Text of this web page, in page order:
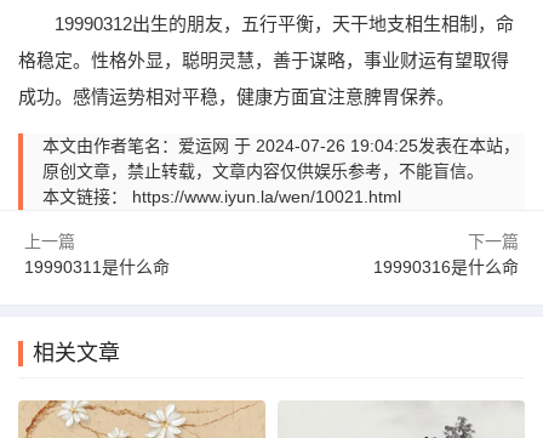
19990312出生的朋友，五行平衡，天干地支相生相制，命
格稳定。性格外显，聪明灵慧，善于谋略，事业财运有望取得
成功。感情运势相对平稳，健康方面宜注意脾胃保养。
本文由作者笔名：爱运网 于 2024-07-26 19:04:25发表在本站，
原创文章，禁止转载，文章内容仅供娱乐参考，不能盲信。
本文链接： https://www.iyun.la/wen/10021.html
上一篇
19990311是什么命
下一篇
19990316是什么命
相关文章